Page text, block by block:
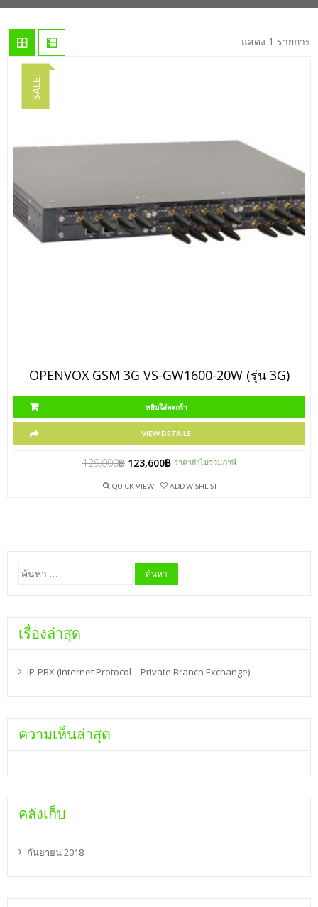
แสดง 1 รายการ
SALE!
OPENVOX GSM 3G VS-GW1600-20W (รุ่น 3G)
หยิบใส่ตะกร้า
VIEW DETAILS
129,000฿ 123,600฿ ราคายังไม่รวมภาษี
QUICK VIEW ADD WISHLIST
ค้นหา
สำหรับ:
เรื่องล่าสุด
IP-PBX (Internet Protocol – Private Branch Exchange)
ความเห็นล่าสุด
คลังเก็บ
กันยายน 2018